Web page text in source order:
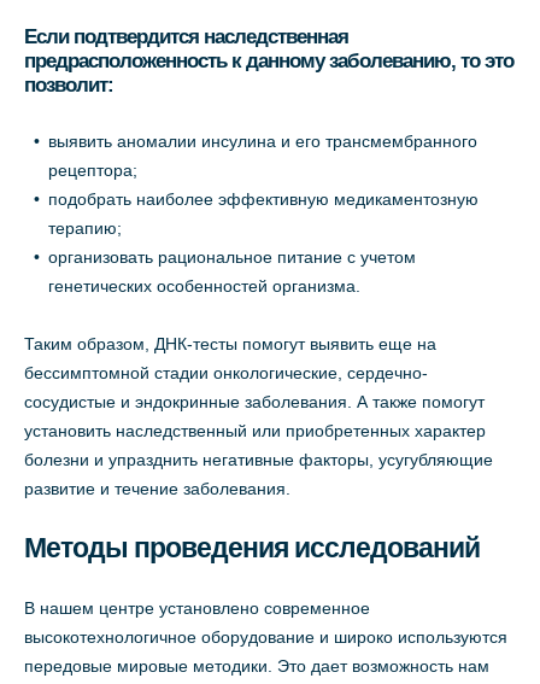
Если подтвердится наследственная
предрасположенность к данному заболеванию, то это
позволит:
выявить аномалии инсулина и его трансмембранного
рецептора;
подобрать наиболее эффективную медикаментозную
терапию;
организовать рациональное питание с учетом
генетических особенностей организма.
Таким образом, ДНК-тесты помогут выявить еще на
бессимптомной стадии онкологические, сердечно-
сосудистые и эндокринные заболевания. А также помогут
установить наследственный или приобретенных характер
болезни и упразднить негативные факторы, усугубляющие
развитие и течение заболевания.
Методы проведения исследований
В нашем центре установлено современное
высокотехнологичное оборудование и широко используются
передовые мировые методики. Это дает возможность нам